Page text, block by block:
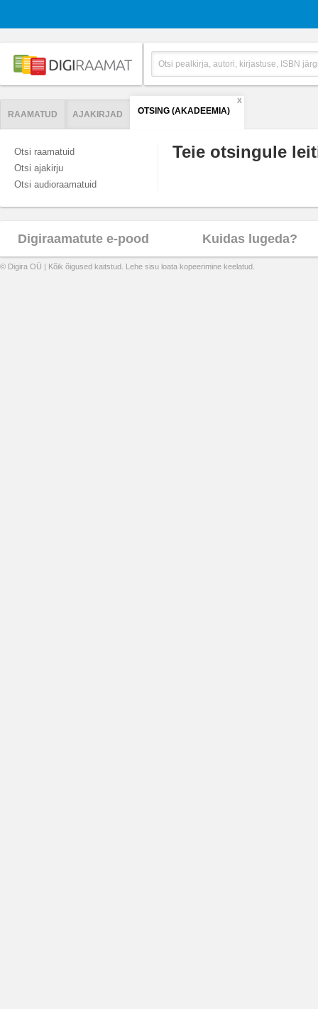
RAAMATUD AJAKIRJAD OTSING (AKADEEMIA)
X
Otsi raamatuid
Otsi ajakirju
Otsi audioraamatuid
Teie otsingule
Digiraamatute e-pood Kuidas lugeda?
© Digira OÜ | Kõik õigused kaitstud. Lehe sisu loata kopeerimine keelatud.